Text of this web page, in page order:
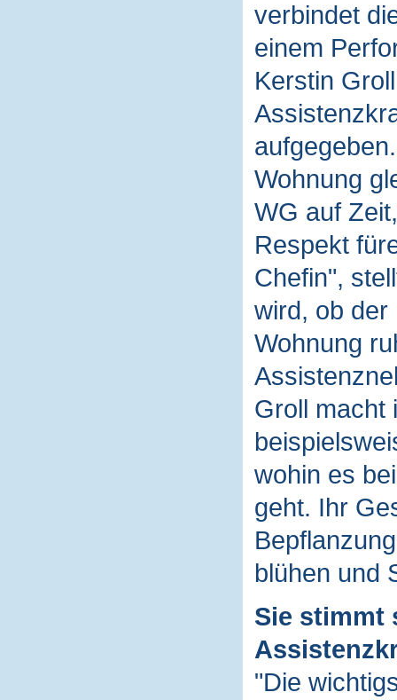
verbindet
einem
Kerstin
Wohnung
WG auf
Respekt
Chefin",
wird, ob der
Wohnung
Groll macht
wohin es
geht. Ihr
blühen und
Sie stimmt
"Die